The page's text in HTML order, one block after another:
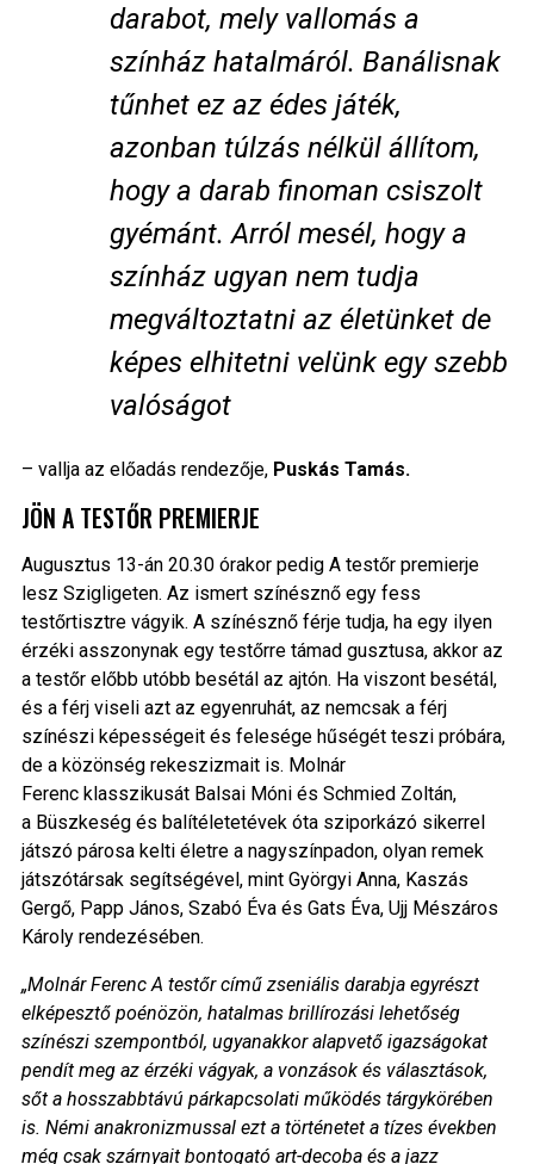
darabot, mely vallomás a
színház hatalmáról. Banálisnak
tűnhet ez az édes játék,
azonban túlzás nélkül állítom,
hogy a darab finoman csiszolt
gyémánt. Arról mesél, hogy a
színház ugyan nem tudja
megváltoztatni az életünket de
képes elhitetni velünk egy szebb
valóságot
– vallja az előadás rendezője, Puskás Tamás.
JÖN A TESTŐR PREMIERJE
Augusztus 13-án20.30 órakor pedig A testőr premierje
lesz Szigligeten. Az ismert színésznő egy fess
testőrtisztre vágyik. A színésznő férje tudja, ha egy ilyen
érzéki asszonynak egy testőrre támad gusztusa, akkor az
a testőr előbb utóbb besétál az ajtón. Ha viszont besétál,
és a férj viseli azt az egyenruhát, az nemcsak a férj
színészi képességeit és felesége hűségét teszi próbára,
de a közönség rekeszizmait is. Molnár
Ferenc klasszikusát Balsai Móniés Schmied Zoltán,
a Büszkeség és balítéletetévek óta sziporkázó sikerrel
játszó párosa kelti életre a nagyszínpadon, olyan remek
játszótársak segítségével, mint Györgyi Anna, Kaszás
Gergő, Papp János, Szabó Éva és Gats Éva, Ujj Mészáros
Károlyrendezésében.
„Molnár Ferenc A testőr című zseniális darabja egyrészt
elképesztő poénözön, hatalmas brillírozási lehetőség
színészi szempontból, ugyanakkor alapvető igazságokat
pendít meg az érzéki vágyak, a vonzások és választások,
sőt a hosszabbtávú párkapcsolati működés tárgykörében
is. Némi anakronizmussal ezt a történetet a tízes években
még csak szárnyait bontogató art-decoba és a jazz